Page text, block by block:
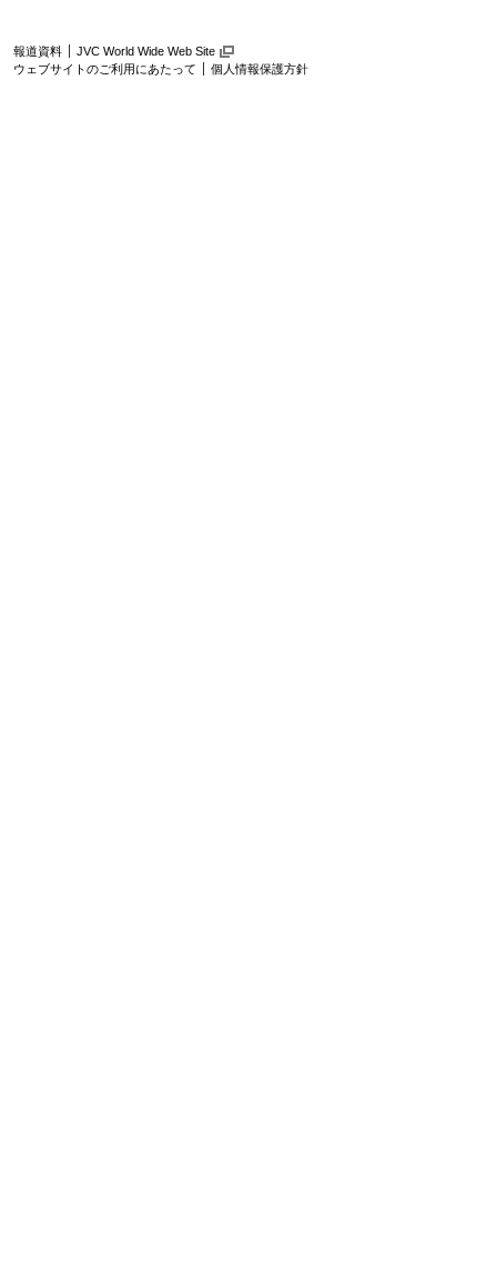
報道資料
JVC World Wide Web Site
ウェブサイトのご利用にあたって
個人情報保護方針